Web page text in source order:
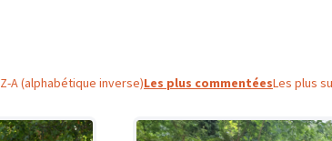
Z-A (alphabétique inverse)Les plus commentéesLes plus